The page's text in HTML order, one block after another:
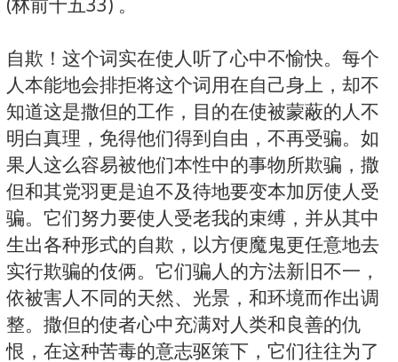
自欺！这个词实在使人听了心中不愉快。每个
人本能地会排拒将这个词用在自己身上，却不
知道这是撒但的工作，目的在使被蒙蔽的人不
明白真理，免得他们得到自由，不再受骗。如
果人这么容易被他们本性中的事物所欺骗，撒
但和其党羽更是迫不及待地要变本加厉使人受
骗。它们努力要使人受老我的束缚，并从其中
生出各种形式的自欺，以方便魔鬼更任意地去
实行欺骗的伎俩。它们骗人的方法新旧不一，
依被害人不同的天然、光景，和环境而作出调
整。撒但的使者心中充满对人类和良善的仇
恨，在这种苦毒的意志驱策下，它们往往为了